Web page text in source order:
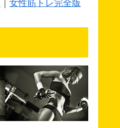
女性筋トレ完全版